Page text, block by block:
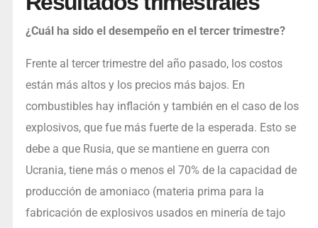
¿Cuál ha sido el desempeño en el tercer trimestre?
Frente al tercer trimestre del año pasado, los costos
están más altos y los precios más bajos. En
combustibles hay inflación y también en el caso de los
explosivos, que fue más fuerte de la esperada. Esto se
debe a que Rusia, que se mantiene en guerra con
Ucrania, tiene más o menos el 70% de la capacidad de
producción de amoniaco (materia prima para la
fabricación de explosivos usados en minería de tajo